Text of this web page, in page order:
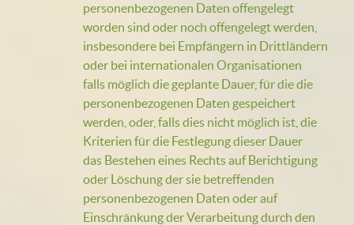
personenbezogenen Daten offengelegt
worden sind oder noch offengelegt werden,
insbesondere bei Empfängern in Drittländern
oder bei internationalen Organisationen
falls möglich die geplante Dauer, für die die
personenbezogenen Daten gespeichert
werden, oder, falls dies nicht möglich ist, die
Kriterien für die Festlegung dieser Dauer
das Bestehen eines Rechts auf Berichtigung
oder Löschung der sie betreffenden
personenbezogenen Daten oder auf
Einschränkung der Verarbeitung durch den